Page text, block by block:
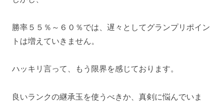
勝率５５％～６０％では、遅々としてグランプリポイン
トは増えていきません。
ハッキリ言って、もう限界を感じております。
良いランクの継承玉を使うべきか、真剣に悩んでいま